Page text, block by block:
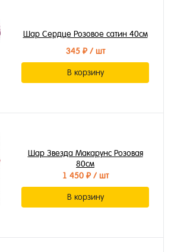
Шар Сердце Розовое сатин 40см
345 ₽/ шт
В корзину
Шар Звезда Макарунс Розовая
80см
1 450 ₽/ шт
В корзину